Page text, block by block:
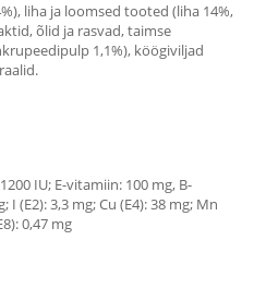
liha ja loomsed tooted (liha 14%,
õlid ja rasvad, taimse
1,1%), köögiviljad
IU; E-vitamiin: 100 mg, B-
I (E2): 3,3 mg; Cu (E4): 38 mg; Mn
0,47 mg